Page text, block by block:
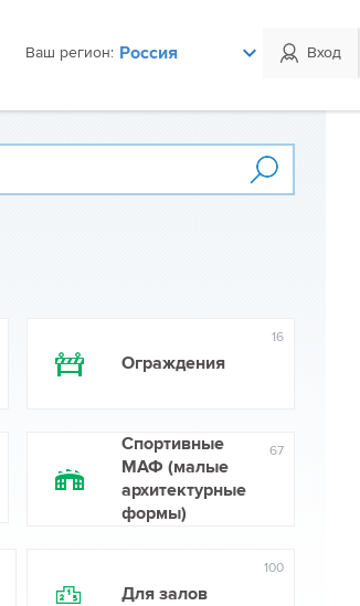
Ваш регион: Вход
Ограждения
16
Спортивные
МАФ (малые
архитектурные
формы)
67
Для залов
100